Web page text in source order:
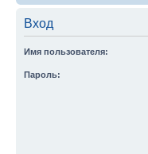
Вход
Имя пользователя:
Пароль: